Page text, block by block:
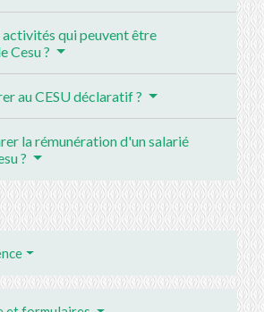
activités qui peuvent être
Cesu ?
au CESU déclaratif ?
la rémunération d'un salarié
?